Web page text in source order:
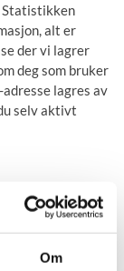
Om
alt er
der vi lagrer
deg som bruker
lagres av
selv aktivt
å forstå hvordan
trafikk.